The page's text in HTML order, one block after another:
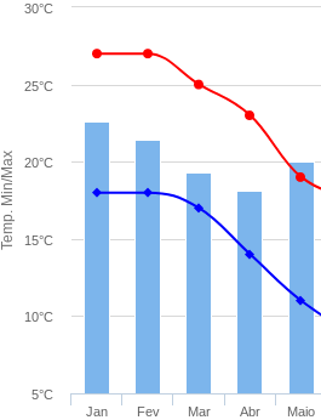
Temp. Min/Max
Jan Fev Mar Abr Maio
5°C
10°C
15°C
20°C
25°C
30°C